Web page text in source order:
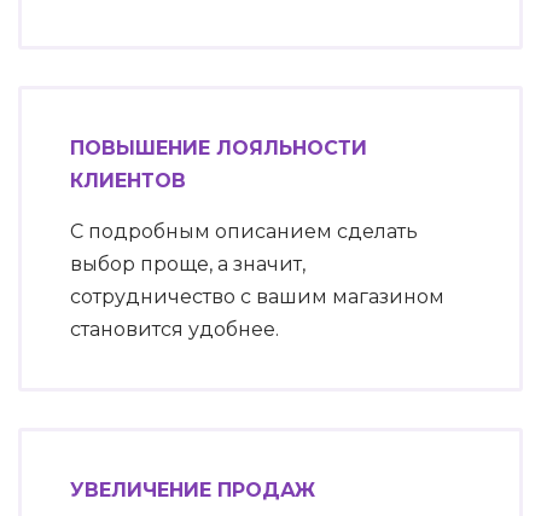
ПОВЫШЕНИЕ ЛОЯЛЬНОСТИ
КЛИЕНТОВ
С подробным описанием сделать
выбор проще, а значит,
сотрудничество с вашим магазином
становится удобнее.
УВЕЛИЧЕНИЕ ПРОДАЖ